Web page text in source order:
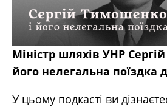
Міністр шляхів УНР
його нелегальна поїздка
У цьому подкасті ви